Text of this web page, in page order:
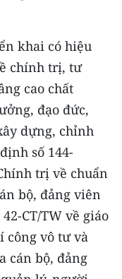
khai có hiệu
chính trị, tư
cao chất
đạo đức,
dựng, chỉnh
số 144-
trị về chuẩn
bộ, đảng viên
CT/TW về giáo
công vô tư và
cán bộ, đảng